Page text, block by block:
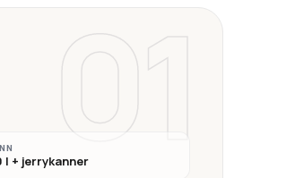
01
l + jerrykanner